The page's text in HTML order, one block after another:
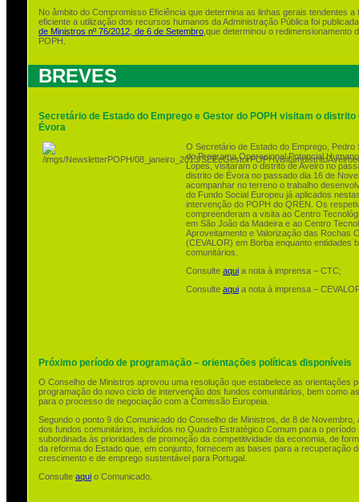
No âmbito do Compromisso Eficiência que determina as linhas gerais tendentes a
eficiente a utilização dos recursos humanos da Administração Pública foi
de Ministros nº 76/2012, de 6 de Setembro ,que determinou o redimensionamento
POPH.
BREVES
Secretário de Estado do Emprego e Gestor do POPH visitam o
Évora
O Secretário de Estado do Emprego, Pedro
do Programa Operacional Potencial
Lopes, visitaram o distrito de Aveiro no
distrito de Évora no passado dia 16 de
acompanhar no terreno o trabalho
do Fundo Social Europeu já aplicados
intervenção do POPH do QREN. Os
compreenderam a visita ao Centro
em São João da Madeira e ao Centro
Aproveitamento e Valorização das Rochas
(CEVALOR) em Borba enquanto entidades
comunitários.
Consulte aqui a nota à imprensa – CTC;
Consulte aqui a nota à imprensa –
Próximo período de programação – orientações políticas disponíveis
O Conselho de Ministros aprovou uma resolução que estabelece as orientações
programação do novo ciclo de intervenção dos fundos comunitários, bem como
para o processo de negociação com a Comissão Europeia.
Segundo o ponto 9 do Comunicado do Conselho de Ministros, de 8 de Novembro,
dos fundos comunitários, incluídos no Quadro Estratégico Comum para o período
subordinada às prioridades de promoção da competitividade da economia, de
da reforma do Estado que, em conjunto, fornecem as bases para a recuperação
crescimento e de emprego sustentável para Portugal.
Consulte aqui o Comunicado.